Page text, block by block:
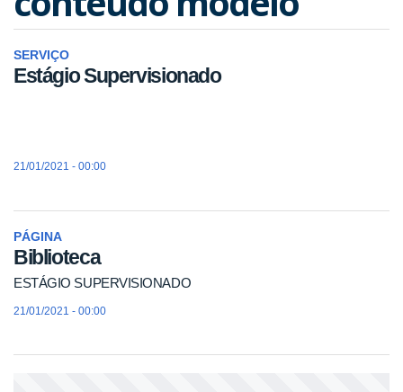
SERVIÇO
Estágio Supervisionado
21/01/2021 - 00:00
PÁGINA
Biblioteca
ESTÁGIO SUPERVISIONADO
21/01/2021 - 00:00